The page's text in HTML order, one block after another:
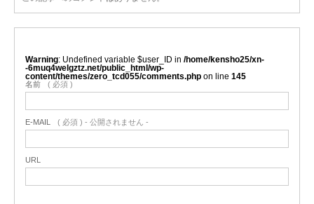
Warning : Undefined variable $user_ID in /home/kensho25/xn-
-6muq4welgztz.net/public_html/wp-
content/themes/zero_tcd055/comments.php on line 145
名前 ( 必須 )
E-MAIL ( 必須 ) - 公開されません -
URL